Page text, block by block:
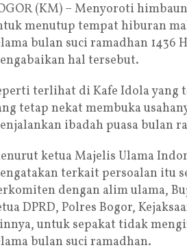
(KM) – Menyoroti
menutup tempat hiburan
bulan suci ramadhan 1436
hal tersebut.
terlihat di Kafe Idola yang
tetap nekat membuka
ibadah puasa bulan
ketua Majelis Ulama
terkait persoalan itu
dengan alim ulama,
DPRD, Polres Bogor,
untuk sepakat tidak
bulan suci ramadhan.